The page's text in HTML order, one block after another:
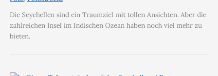
Die Seychellen sind ein Traumziel mit tollen Ansichten. Aber die
zahlreichen Insel im Indischen Ozean haben noch viel mehr zu
bieten.